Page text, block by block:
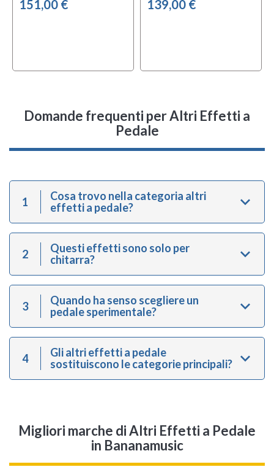
151,00 € 139,00 €
Domande frequenti per Altri Effetti a
Pedale
1
Cosa trovo nella categoria altri
effetti a pedale?
2
Questi effetti sono solo per
chitarra?
3
Quando ha senso scegliere un
pedale sperimentale?
4
Gli altri effetti a pedale
sostituiscono le categorie principali?
Migliori marche di Altri Effetti a Pedale
in Bananamusic